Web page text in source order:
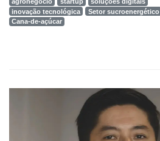
inovação tecnológica
Setor sucroenergético
Cana-de-açúcar